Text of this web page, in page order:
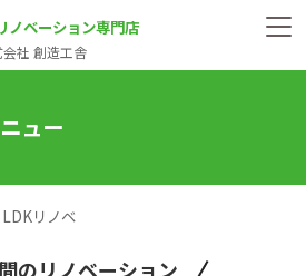
ノベーション専門店
社 創造工舎
ュー
LDKリノベ
のリノベーション